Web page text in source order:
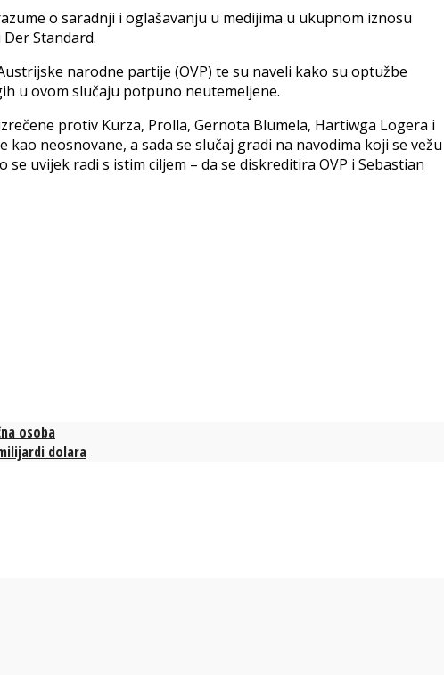
o saradnji i oglašavanju u medijima u ukupnom iznosu
Standard.
narodne partije (OVP) te su naveli kako su optužbe
u ovom slučaju potpuno neutemeljene.
protiv Kurza, Prolla, Gernota Blumela, Hartiwga Logera i
kao neosnovane, a sada se slučaj gradi na navodima koji se vežu
uvijek radi s istim ciljem – da se diskreditira OVP i Sebastian
osoba
dolara